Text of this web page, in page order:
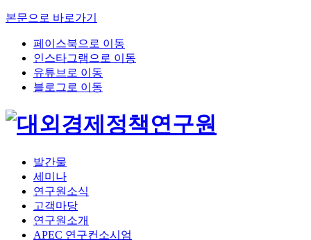
본문으로 바로가기
페이스북으로 이동
인스타그램으로 이동
유튜브로 이동
블로그로 이동
발간물
세미나
연구원소식
고객마당
연구원소개
APEC 연구컨소시엄